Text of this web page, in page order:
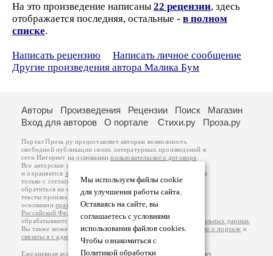
На это произведение написаны 22 рецензии, здесь
отображается последняя, остальные - в полном
списке.
Написать рецензию
Написать личное сообщение
Другие произведения автора Малика Бум
Мы используем файлы cookie
для улучшения работы сайта.
Оставаясь на сайте, вы
соглашаетесь с условиями
использования файлов cookies.
Чтобы ознакомиться с
Политикой обработки
Авторы Произведения Рецензии Поиск
Магазин
Вход для авторов
О портале Стихи.ру Проза.ру
Портал Проза.ру предоставляет авторам возможность
свободной публикации своих литературных произведений в
сети Интернет на основаниипользовательского договора
Все авторские права на произведения принадлежат авторам
и охраняются законом
. Перепечатка произведений возможна
только с согласия его автора, к которому вы можете
обратиться на его авторской странице. Ответственность за
тексты произведений авторы несут самостоятельно на
основанииправил публикацииизаконодательства
Российской Федерации
обрабатываются на основанииПолитики обработки персональных данных
Вы также можете посмотреть более подробнуюинформацию о портале и
связаться с администрацией
Ежедневная аудитория портала Проза.ру – порядка 100 тысяч